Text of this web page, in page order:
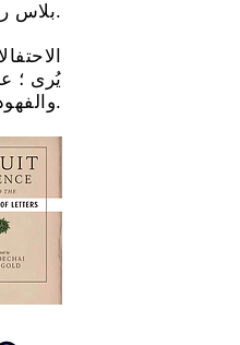
بلاس رويال في باريس.
يُرى ؛
والفهود والرنة ووحيد القرن والتنين. يعبد الشمس والأورفيوس.